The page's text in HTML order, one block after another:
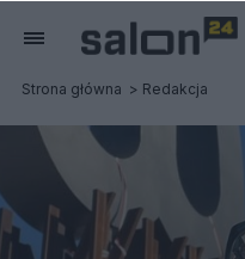
Strona główna Redakcja